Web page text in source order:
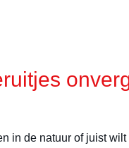
in de natuur of juist